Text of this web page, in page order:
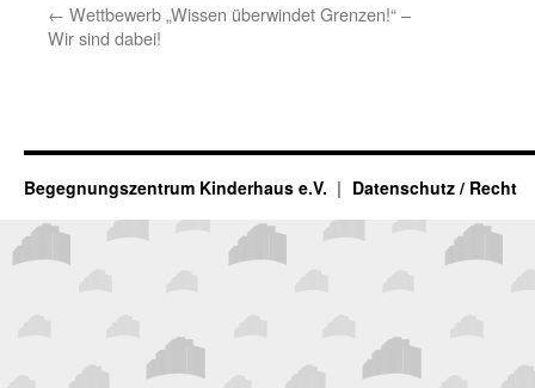
← Wettbewerb „Wissen überwindet Grenzen!“ –
Wir sind dabei!
Begegnungszentrum Kinderhaus e.V. Datenschutz / Recht